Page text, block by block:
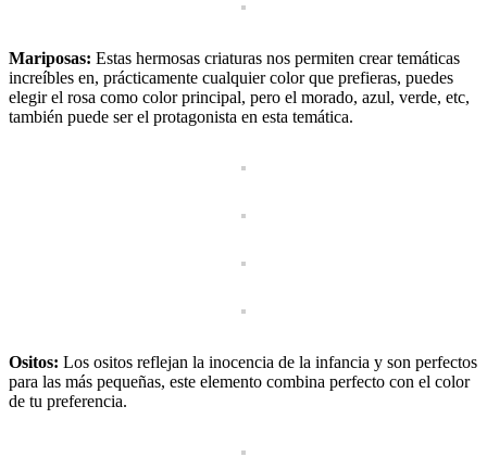
Mariposas: Estas hermosas criaturas nos permiten crear temáticas
increíbles en, prácticamente cualquier color que prefieras, puedes
elegir el rosa como color principal, pero el morado, azul, verde, etc,
también puede ser el protagonista en esta temática.
Ositos: Los ositos reflejan la inocencia de la infancia y son perfectos
para las más pequeñas, este elemento combina perfecto con el color
de tu preferencia.